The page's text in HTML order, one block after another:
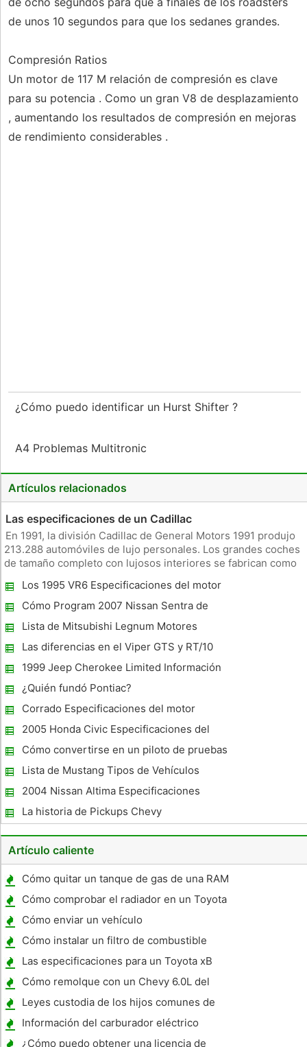
de unos 10 segundos para que los sedanes grandes.
Compresión Ratios
Un motor de 117 M relación de compresión es clave
para su potencia . Como un gran V8 de desplazamiento
, aumentando los resultados de compresión en mejoras
de rendimiento considerables .
¿Cómo puedo identificar un Hurst Shifter ?
A4 Problemas Multitronic
Artículos relacionados
Las especificaciones de un Cadillac
En 1991, la división Cadillac de General Motors 1991 produjo
213.288 automóviles de lujo personales. Los grandes coches
de tamaño completo con lujosos interiores se fabrican como
y . Motor La mayoría de 1.991 Cadillacs ofreció un 300
Los 1995 VR6 Especificaciones del motor
Cómo Program 2007 Nissan Sentra de
entrada sin llave
Lista de Mitsubishi Legnum Motores
Las diferencias en el Viper GTS y RT/10
Motores
1999 Jeep Cherokee Limited Información
¿Quién fundó Pontiac?
Corrado Especificaciones del motor
2005 Honda Civic Especificaciones del
motor
Cómo convertirse en un piloto de pruebas
de turismos nuevos
Lista de Mustang Tipos de Vehículos
2004 Nissan Altima Especificaciones
La historia de Pickups Chevy
Artículo caliente
Cómo quitar un tanque de gas de una RAM
2500 2001
Cómo comprobar el radiador en un Toyota
Cómo enviar un vehículo
Cómo instalar un filtro de combustible
Edelbrock
Las especificaciones para un Toyota xB
Cómo remolque con un Chevy 6.0L del
motor de gas
Leyes custodia de los hijos comunes de
Carolina del Sur
Información del carburador eléctrico
¿Cómo puedo obtener una licencia de